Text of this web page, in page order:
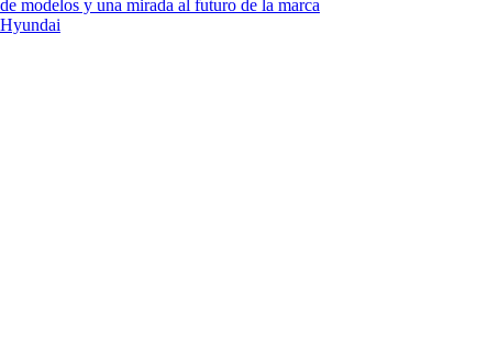
modelos y una mirada al futuro de la marca